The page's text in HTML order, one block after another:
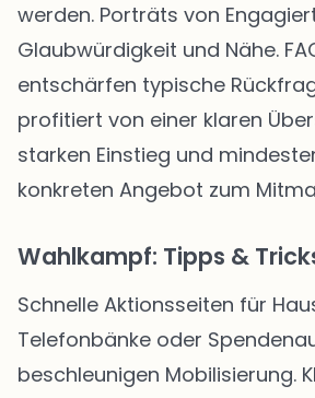
werden. Porträts von
Glaubwürdigkeit und Nähe.
entschärfen typische
profitiert von einer klaren
starken Einstieg und
konkreten Angebot zum
Wahlkampf: Tipps &
Schnelle Aktionsseiten für
Telefonbänke oder
beschleunigen Mobilisierung.